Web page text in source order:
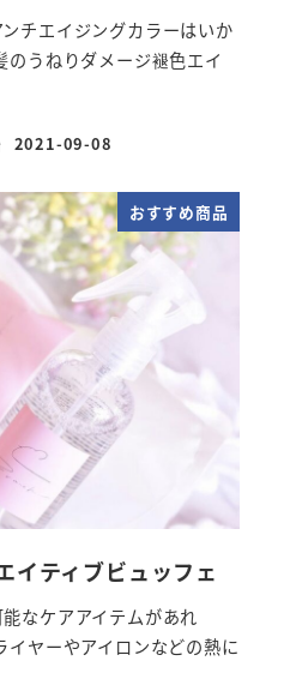
チエイジングカラーはいか
うねりダメージ褪色エイ
投稿日
2021-09-08
おすすめ商品
ティブビュッフェ
なケアアイテムがあれ
ヤーやアイロンなどの熱に